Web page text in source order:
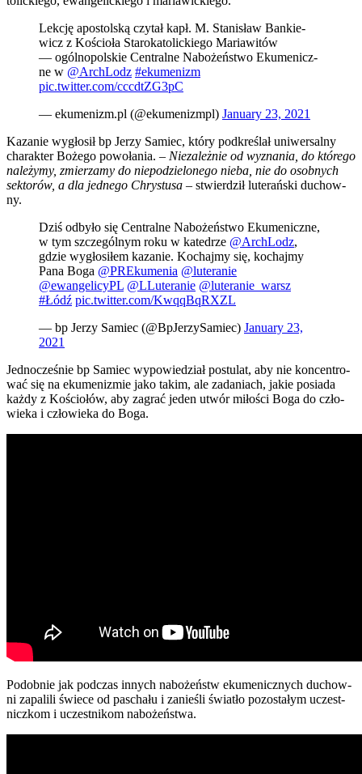
Lek­cję apo­stol­ską czy­tał kapł. M. Sta­ni­sław Ban­kie­
wicz z Kościo­ła Sta­ro­ka­to­lic­kie­go Maria­wi­tów
— ogól­no­pol­skie Cen­tral­ne Nabo­żeń­stwo Eku­me­nicz­
ne w @ArchLodz #eku­me­nizm
pic.twitter.com/cccdtZG3pC
— ekumenizm.pl (@ekumenizmpl) Janu­ary 23, 2021
Kaza­nie wygło­sił bp Jerzy Samiec, któ­ry pod­kre­ślał uni­wer­sal­ny
cha­rak­ter Boże­go powo­ła­nia. – Nie­za­leż­nie od wyzna­nia, do któ­re­go
nale­ży­my, zmie­rza­my do nie­po­dzie­lo­ne­go nie­ba, nie do osob­nych
sek­to­rów, a dla jed­ne­go Chry­stu­sa – stwier­dził lute­rań­ski duchow­
ny.
Dziś odby­ło się Cen­tral­ne Nabo­żeń­stwo Eku­me­nicz­ne,
w tym szcze­gól­nym roku w kate­drze @ArchLodz,
gdzie wygło­si­łem kaza­nie. Kochaj­my się, kochaj­my
Pana Boga @PREkumenia @luteranie
@ewangelicyPL @LLuteranie @luteranie_warsz
#Łódź pic.twitter.com/KwqqBqRXZL
— bp Jerzy Samiec (@BpJerzySamiec) Janu­ary 23,
2021
Jed­no­cze­śnie bp Samiec wypo­wie­dział postu­lat, aby nie kon­cen­tro­
wać się na eku­me­ni­zmie jako takim, ale zada­niach, jakie posia­da
każ­dy z Kościo­łów, aby zagrać jeden utwór miło­ści Boga do czło­
wie­ka i czło­wie­ka do Boga.
Podob­nie jak pod­czas innych nabo­żeństw eku­me­nicz­nych duchow­
ni zapa­li­li świe­ce od pas­cha­łu i zanie­śli świa­tło pozo­sta­łym uczest­
nicz­kom i uczest­ni­kom nabo­żeń­stwa.